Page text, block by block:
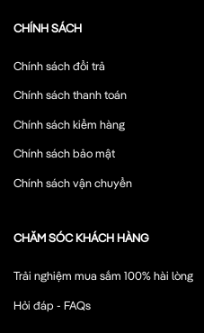
CHÍNH SÁCH
Chính sách đổi trả
Chính sách thanh toán
Chính sách kiểm hàng
Chính sách bảo mật
Chính sách vận chuyển
CHĂM SÓC KHÁCH HÀNG
Trải nghiệm mua sắm 100% hài lòng
Hỏi đáp - FAQs